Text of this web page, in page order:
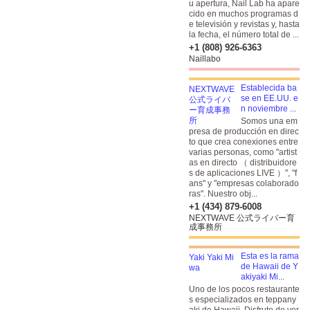
u apertura, Nail Lab ha apare
cido en muchos programas d
e televisión y revistas y, hasta
la fecha, el número total de ...
+1 (808) 926-6363
Naillabo
Establecida ba
se en EE.UU. e
n noviembre ...
Somos una em
presa de producción en direc
to que crea conexiones entre
varias personas, como "artist
as en directo （ distribuidore
s de aplicaciones LIVE ）", "f
ans" y "empresas colaborado
ras". Nuestro obj...
+1 (434) 879-6008
NEXTWAVE 公式ライバー育
成事務所
Esta es la rama
de Hawaii de Y
akiyaki Mi...
Uno de los pocos restaurante
s especializados en teppany